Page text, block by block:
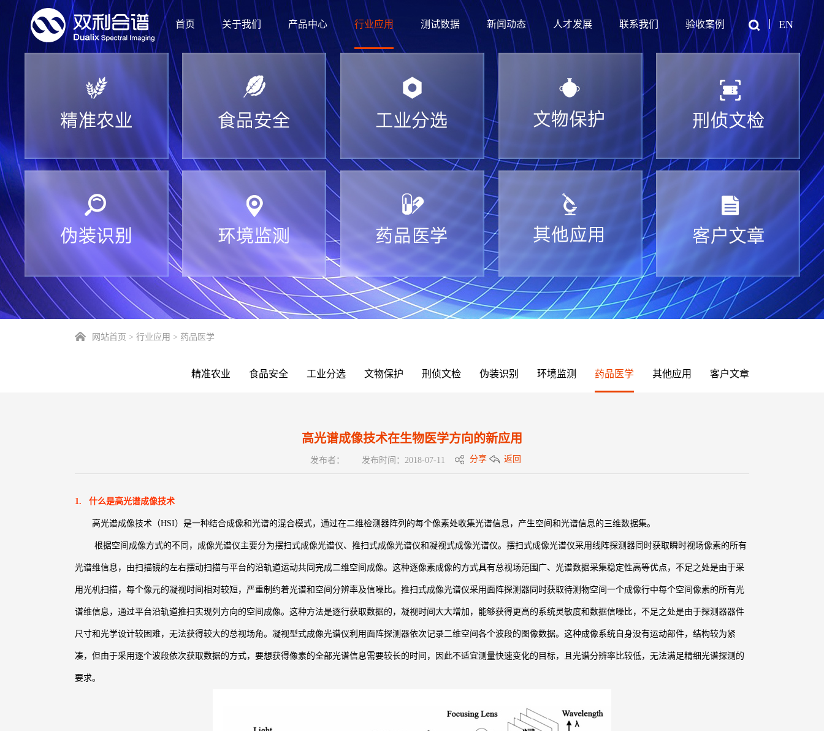
首页 关于我们 产品中心 行业应用 测试数据 新闻动态 人才发展 联系我们 验收案例 EN
网站首页 > 行业应用 > 药品医学
精准农业 食品安全 工业分选 文物保护 刑侦文检 伪装识别 环境监测 药品医学 其他应用 客户文章
高光谱成像技术在生物医学方向的新应用
发布者： 发布时间：2018-07-11 分享 返回
1. 什么是高光谱成像技术
高光谱成像技术（HSI）是一种结合成像和光谱的混合模式，通过在二维检测器阵列的每个像素处收集光谱信息，产生空间和光谱信息的三维数据集。
根据空间成像方式的不同，成像光谱仪主要分为摆扫式成像光谱仪、推扫式成像光谱仪和凝视式成像光谱仪。摆扫式成像光谱仪采用线阵探测器同时获取瞬时视场像素的所有
光谱维信息，由扫描镜的左右摆动扫描与平台的沿轨道运动共同完成二维空间成像。这种逐像素成像的方式具有总视场范围广、光谱数据采集稳定性高等优点，不足之处是由于采
用光机扫描，每个像元的凝视时间相对较短，严重制约着光谱和空间分辨率及信噪比。推扫式成像光谱仪采用面阵探测器同时获取待测物空间一个成像行中每个空间像素的所有光
谱维信息，通过平台沿轨道推扫实现列方向的空间成像。这种方法是逐行获取数据的，凝视时间大大增加，能够获得更高的系统灵敏度和数据信噪比，不足之处是由于探测器器件
尺寸和光学设计较困难，无法获得较大的总视场角。凝视型式成像光谱仪利用面阵探测器依次记录二维空间各个波段的图像数据。这种成像系统自身没有运动部件，结构较为紧
凑，但由于采用逐个波段依次获取数据的方式，要想获得像素的全部光谱信息需要较长的时间，因此不适宜测量快速变化的目标，且光谱分辨率比较低，无法满足精细光谱探测的
要求。